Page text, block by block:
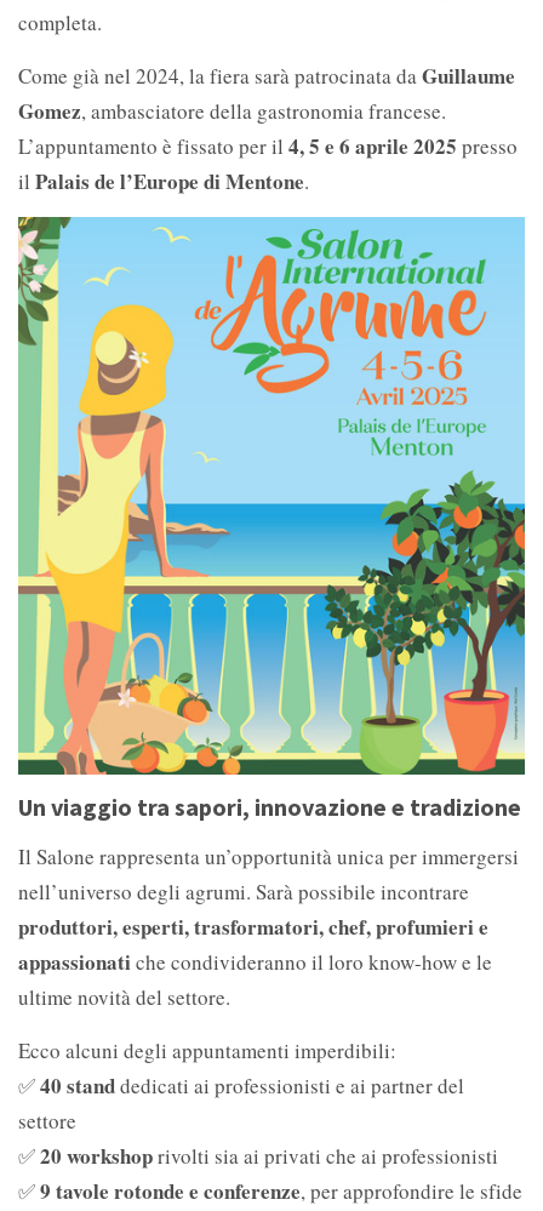
completa.
Come già nel 2024, la fiera sarà patrocinata da Guillaume
Gomez, ambasciatore della gastronomia francese.
L’appuntamento è fissato per il 4, 5 e 6 aprile 2025 presso
il Palais de l’Europe di Mentone.
Un viaggio tra sapori, innovazione e tradizione
Il Salone rappresenta un’opportunità unica per immergersi
nell’universo degli agrumi. Sarà possibile incontrare
produttori, esperti, trasformatori, chef, profumieri e
appassionatiche condivideranno il loro know-how e le
ultime novità del settore.
Ecco alcuni degli appuntamenti imperdibili:
✅40 standdedicati ai professionisti e ai partner del
settore
✅20 workshoprivolti sia ai privati che ai professionisti
✅9 tavole rotonde e conferenze, per approfondire le sfide